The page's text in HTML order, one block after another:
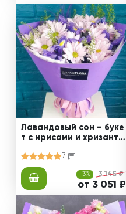
Лавандовый сон – буке
т с ирисами и хризанте
7
-3% 3 145 ₽
от 3 051 ₽